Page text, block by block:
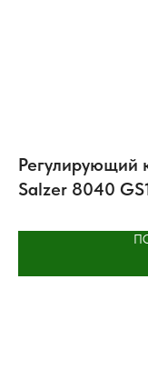
Регулирующий
Salzer 8040